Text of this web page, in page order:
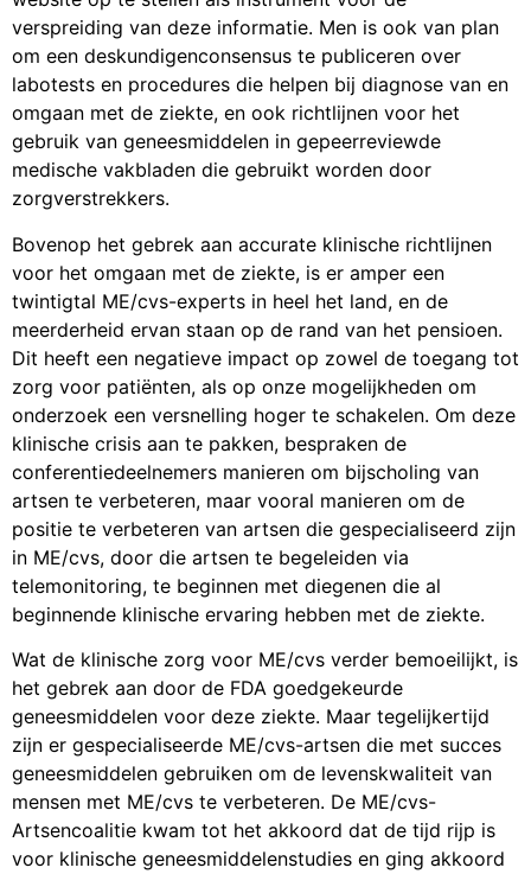
verspreiding van deze informatie. Men is ook van plan
om een deskundigenconsensus te publiceren over
labotests en procedures die helpen bij diagnose van en
omgaan met de ziekte, en ook richtlijnen voor het
gebruik van geneesmiddelen in gepeerreviewde
medische vakbladen die gebruikt worden door
zorgverstrekkers.
Bovenop het gebrek aan accurate klinische richtlijnen
voor het omgaan met de ziekte, is er amper een
twintigtal ME/cvs-experts in heel het land, en de
meerderheid ervan staan op de rand van het pensioen.
Dit heeft een negatieve impact op zowel de toegang tot
zorg voor patiënten, als op onze mogelijkheden om
onderzoek een versnelling hoger te schakelen. Om deze
klinische crisis aan te pakken, bespraken de
conferentiedeelnemers manieren om bijscholing van
artsen te verbeteren, maar vooral manieren om de
positie te verbeteren van artsen die gespecialiseerd zijn
in ME/cvs, door die artsen te begeleiden via
telemonitoring, te beginnen met diegenen die al
beginnende klinische ervaring hebben met de ziekte.
Wat de klinische zorg voor ME/cvs verder bemoeilijkt, is
het gebrek aan door de FDA goedgekeurde
geneesmiddelen voor deze ziekte. Maar tegelijkertijd
zijn er gespecialiseerde ME/cvs-artsen die met succes
geneesmiddelen gebruiken om de levenskwaliteit van
mensen met ME/cvs te verbeteren. De ME/cvs-
Artsencoalitie kwam tot het akkoord dat de tijd rijp is
voor klinische geneesmiddelenstudies en ging akkoord